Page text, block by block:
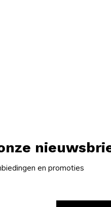
en promoties